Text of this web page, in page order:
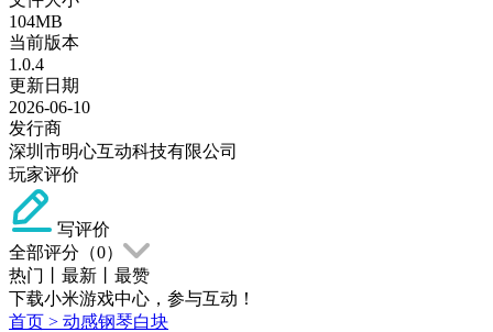
104MB
当前版本
1.0.4
更新日期
2026-06-10
发行商
深圳市明心互动科技有限公司
玩家评价
写评价
全部评分（0）
热门
最新
最赞
下载小米游戏中心，参与互动！
首页 > 动感钢琴白块